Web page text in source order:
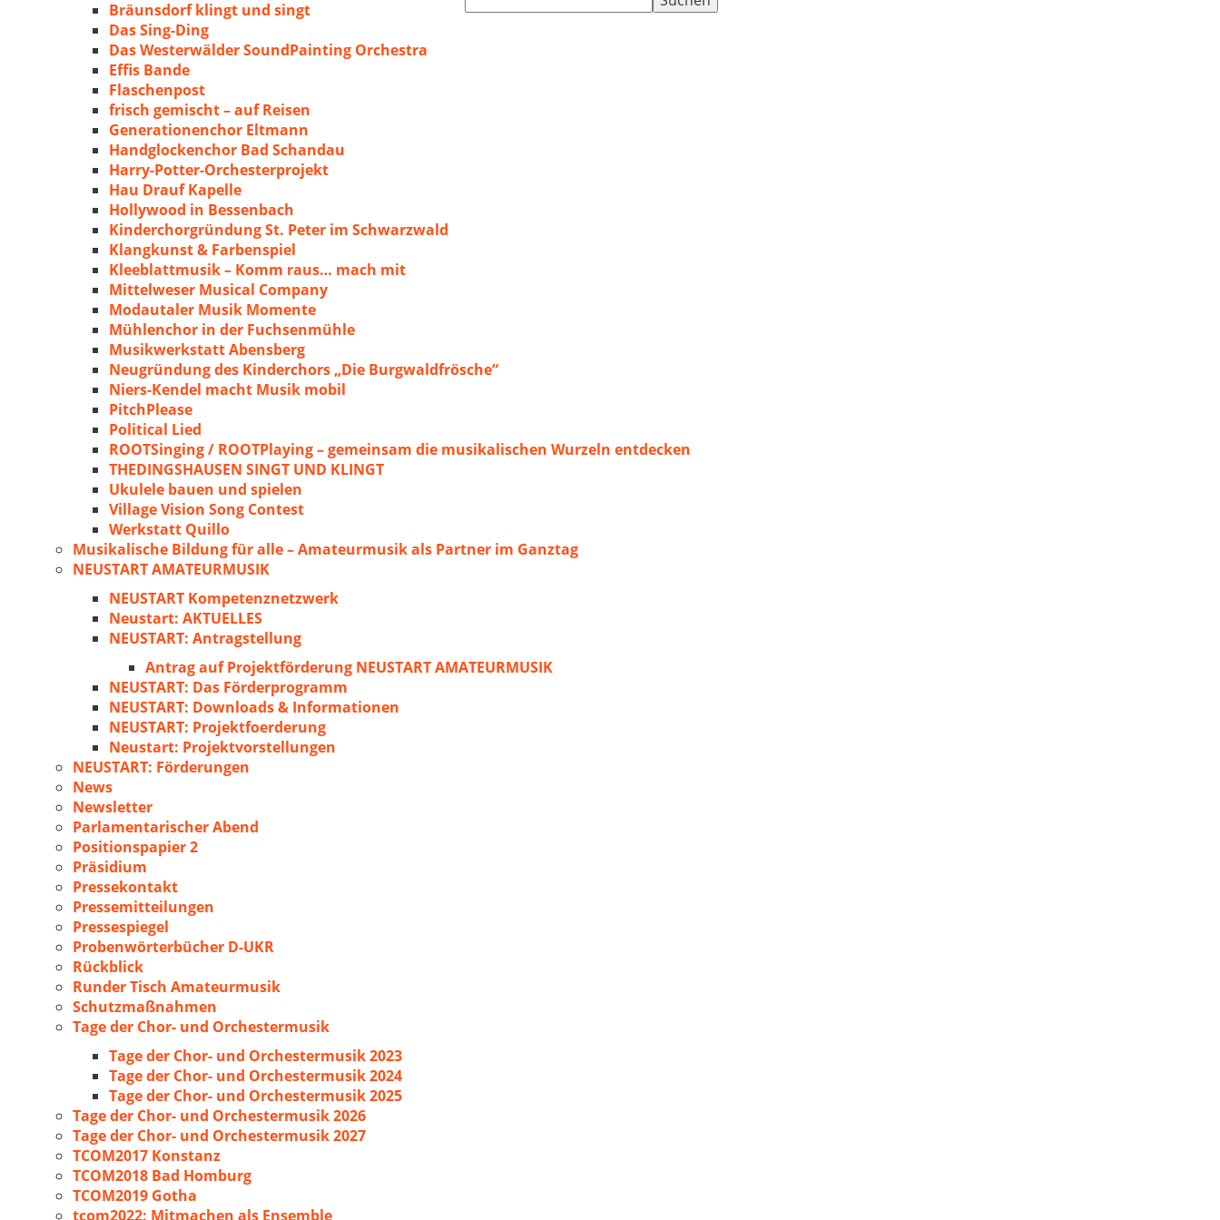
nach:
Bräunsdorf klingt und singt
Das Sing-Ding
Das Westerwälder SoundPainting Orchestra
Effis Bande
Flaschenpost
frisch gemischt – auf Reisen
Generationenchor Eltmann
Handglockenchor Bad Schandau
Harry-Potter-Orchesterprojekt
Hau Drauf Kapelle
Hollywood in Bessenbach
Kinderchorgründung St. Peter im Schwarzwald
Klangkunst & Farbenspiel
Kleeblattmusik – Komm raus… mach mit
Mittelweser Musical Company
Modautaler Musik Momente
Mühlenchor in der Fuchsenmühle
Musikwerkstatt Abensberg
Neugründung des Kinderchors „Die Burgwaldfrösche“
Niers-Kendel macht Musik mobil
PitchPlease
Political Lied
ROOTSinging / ROOTPlaying – gemeinsam die musikalischen Wurzeln entdecken
THEDINGSHAUSEN SINGT UND KLINGT
Ukulele bauen und spielen
Village Vision Song Contest
Werkstatt Quillo
Musikalische Bildung für alle – Amateurmusik als Partner im Ganztag
NEUSTART AMATEURMUSIK
NEUSTART Kompetenznetzwerk
Neustart: AKTUELLES
NEUSTART: Antragstellung
Antrag auf Projektförderung NEUSTART AMATEURMUSIK
NEUSTART: Das Förderprogramm
NEUSTART: Downloads & Informationen
NEUSTART: Projektfoerderung
Neustart: Projektvorstellungen
NEUSTART: Förderungen
News
Newsletter
Parlamentarischer Abend
Positionspapier 2
Präsidium
Pressekontakt
Pressemitteilungen
Pressespiegel
Probenwörterbücher D-UKR
Rückblick
Runder Tisch Amateurmusik
Schutzmaßnahmen
Tage der Chor- und Orchestermusik
Tage der Chor- und Orchestermusik 2023
Tage der Chor- und Orchestermusik 2024
Tage der Chor- und Orchestermusik 2025
Tage der Chor- und Orchestermusik 2026
Tage der Chor- und Orchestermusik 2027
TCOM2017 Konstanz
TCOM2018 Bad Homburg
TCOM2019 Gotha
tcom2022: Mitmachen als Ensemble